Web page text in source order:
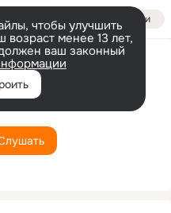
Войти
чтобы улучшить
возраст менее 13 лет,
ваш законный